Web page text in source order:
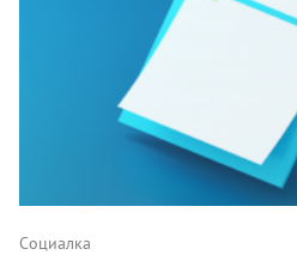
Социалка